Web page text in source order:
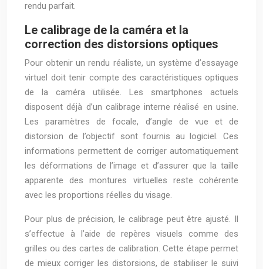
rendu parfait.
Le calibrage de la caméra et la
correction des distorsions optiques
Pour obtenir un rendu réaliste, un système d’essayage
virtuel doit tenir compte des caractéristiques optiques
de la caméra utilisée. Les smartphones actuels
disposent déjà d’un calibrage interne réalisé en usine.
Les paramètres de focale, d’angle de vue et de
distorsion de l’objectif sont fournis au logiciel. Ces
informations permettent de corriger automatiquement
les déformations de l’image et d’assurer que la taille
apparente des montures virtuelles reste cohérente
avec les proportions réelles du visage.
Pour plus de précision, le calibrage peut être ajusté. Il
s’effectue à l’aide de repères visuels comme des
grilles ou des cartes de calibration. Cette étape permet
de mieux corriger les distorsions, de stabiliser le suivi